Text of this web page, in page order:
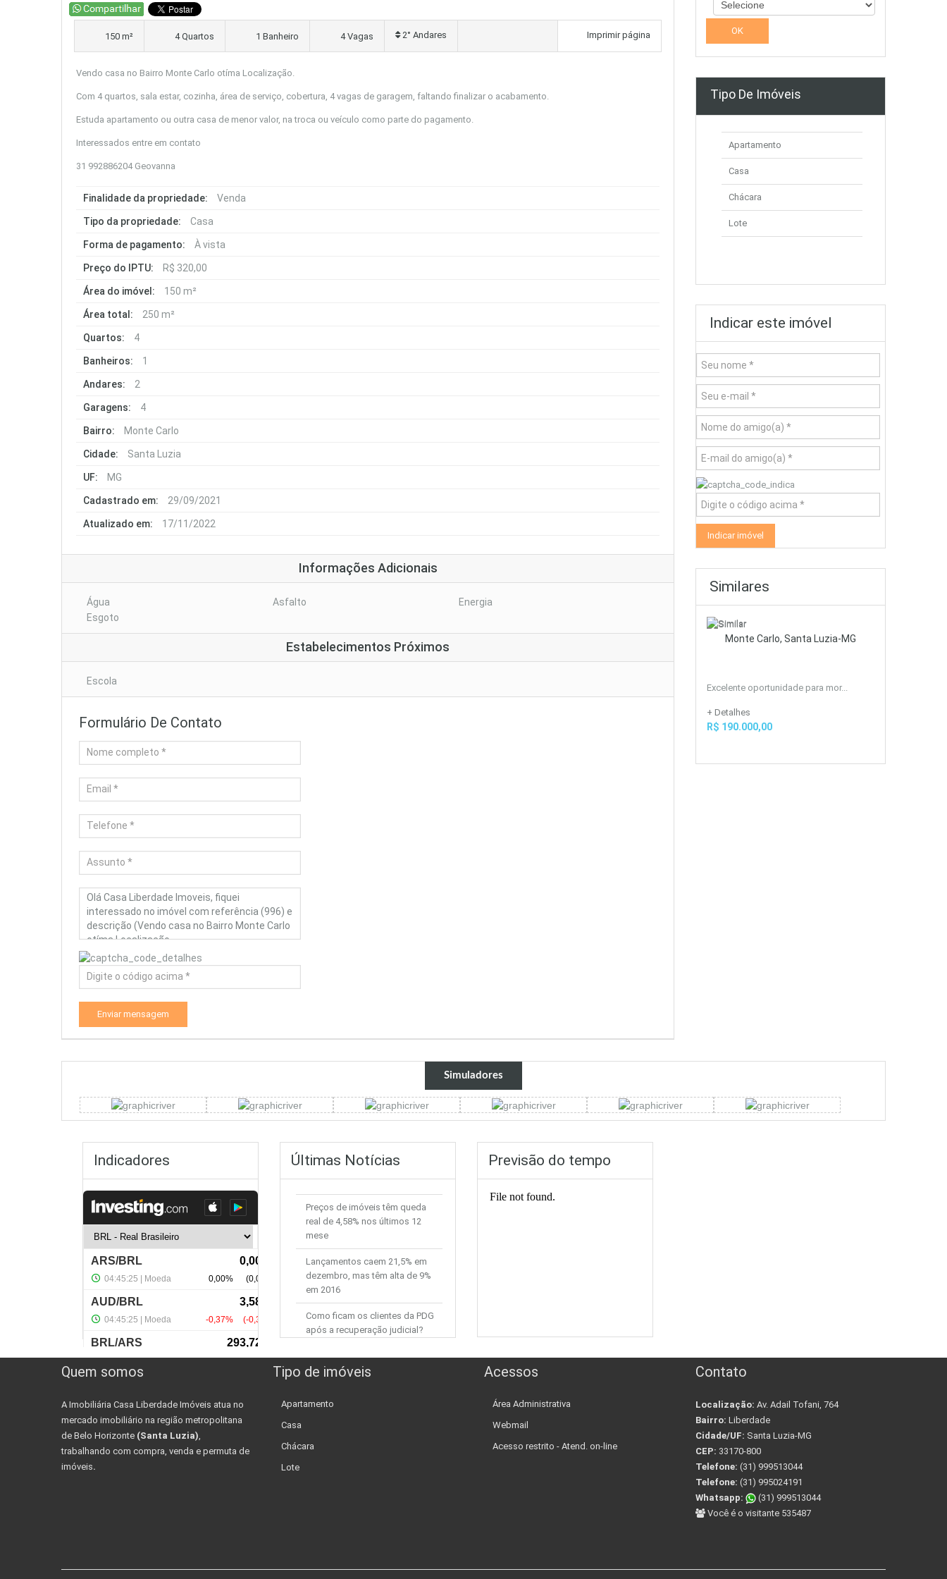
150 m² 4 Quartos 1 Banheiro 4 Vagas 2° Andares Imprimir página
Vendo casa no Bairro Monte Carlo otíma Localização.
Com 4 quartos, sala estar, cozinha, área de serviço, cobertura, 4 vagas de garagem, faltando finalizar o acabamento.
Estuda apartamento ou outra casa de menor valor, na troca ou veículo como parte do pagamento.
Interessados entre em contato
31 992886204 Geovanna
Finalidade da propriedade: Venda
Tipo da propriedade: Casa
Forma de pagamento: À vista
Preço do IPTU: R$ 320,00
Área do imóvel: 150 m²
Área total: 250 m²
Quartos: 4
Banheiros: 1
Andares: 2
Garagens: 4
Bairro: Monte Carlo
Cidade: Santa Luzia
UF: MG
Cadastrado em: 29/09/2021
Atualizado em: 17/11/2022
Informações Adicionais
Água Asfalto
Energia
Esgoto
Estabelecimentos Próximos
Escola
Formulário De Contato
Enviar mensagem
Tipo De Imóveis
Apartamento
Casa
Chácara
Lote
Indicar este imóvel
Similares
Monte Carlo, Santa Luzia-MG
Excelente oportunidade para mor...
+ Detalhes
R$ 190.000,00
Simuladores
Indicadores Últimas Notícias
Preços de imóveis têm queda
real de 4,58% nos últimos 12
mese
Lançamentos caem 21,5% em
dezembro, mas têm alta de 9%
em 2016
Como ficam os clientes da PDG
após a recuperação judicial?
Dow Jones e S&P 500 recuam
após queda nas ações de
Previsão do tempo
Quem somos
A Imobiliária Casa Liberdade Imóveis atua no
mercado imobiliário na região metropolitana
de Belo Horizonte (Santa Luzia),
trabalhando com compra, venda e permuta de
imóveis.
Tipo de imóveis
Apartamento
Casa
Chácara
Lote
Acessos
Área Administrativa
Webmail
Acesso restrito - Atend. on-line
Contato
Localização: Av. Adail Tofani, 764
Bairro: Liberdade
Cidade/UF: Santa Luzia-MG
CEP: 33170-800
Telefone: (31) 999513044
Telefone: (31) 995024191
Whatsapp:
(31) 999513044
Você é o visitante 535487